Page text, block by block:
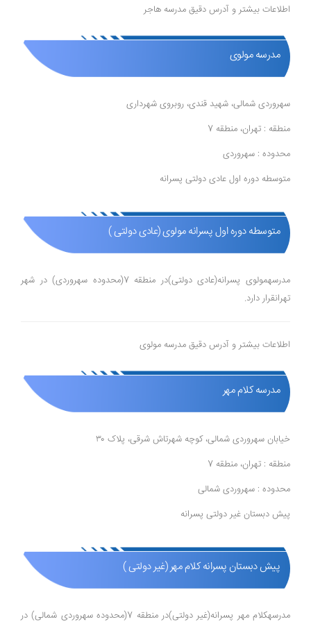
اطلاعات بیشتر و آدرس دقیق مدرسه هاجر
مدرسه مولوی
سهروردی شمالی، شهید قندی، روبروی شهرداری
منطقه : تهران، منطقه 7
محدوده : سهروردی
متوسطه دوره اول عادی دولتی پسرانه
متوسطه دوره اول پسرانه مولوی (عادی دولتی )
مدرسهمولوی پسرانه(عادی دولتی)در منطقه 7(محدوده سهروردی) در شهر
تهرانقرار دارد.
اطلاعات بیشتر و آدرس دقیق مدرسه مولوی
مدرسه کلام مهر
خیابان سهروردی شمالی، کوچه شهرتاش شرقی، پلاک ۳۰
منطقه : تهران، منطقه 7
محدوده : سهروردی شمالی
پیش دبستان غیر دولتی پسرانه
پیش دبستان پسرانه کلام مهر (غیر دولتی )
مدرسهکلام مهر پسرانه(غیر دولتی)در منطقه 7(محدوده سهروردی شمالی) در